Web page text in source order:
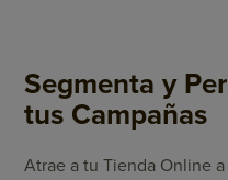
Segmenta y
tus Campañas
Atrae a tu Tienda Online